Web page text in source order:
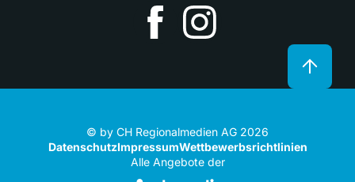
© by CH Regionalmedien AG 2026
DatenschutzImpressumWettbewerbsrichtlinien
Alle Angebote der